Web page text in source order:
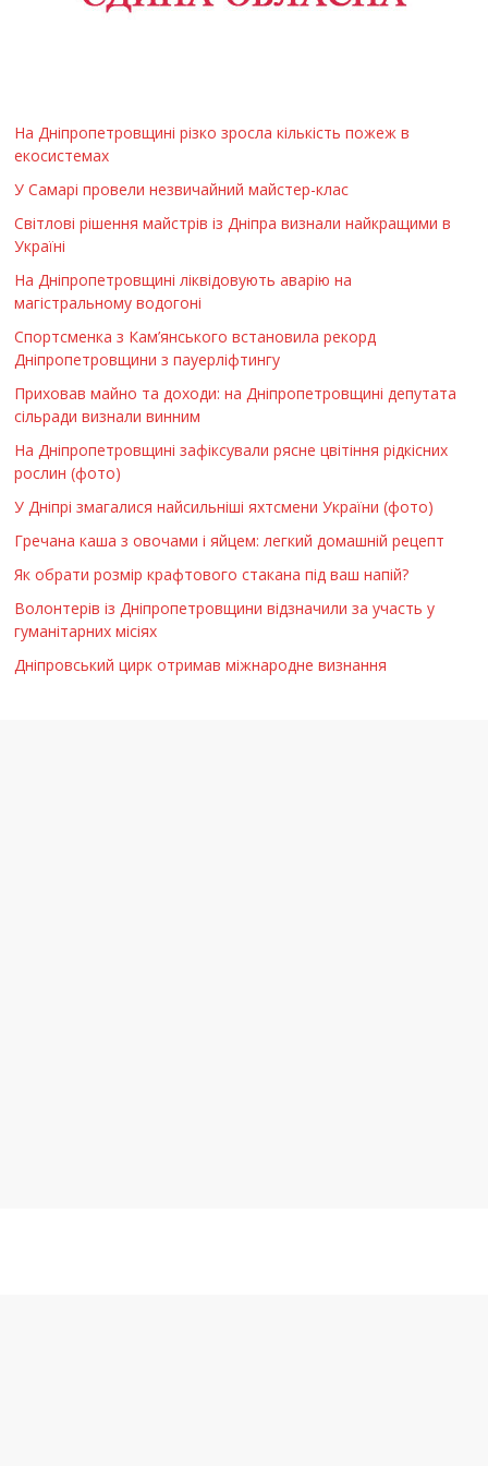
На Дніпропетровщині різко зросла кількість пожеж в
екосистемах
У Самарі провели незвичайний майстер-клас
Світлові рішення майстрів із Дніпра визнали найкращими в
Україні
На Дніпропетровщині ліквідовують аварію на
магістральному водогоні
Спортсменка з Кам’янського встановила рекорд
Дніпропетровщини з пауерліфтингу
Приховав майно та доходи: на Дніпропетровщині депутата
сільради визнали винним
На Дніпропетровщині зафіксували рясне цвітіння рідкісних
рослин (фото)
У Дніпрі змагалися найсильніші яхтсмени України (фото)
Гречана каша з овочами і яйцем: легкий домашній рецепт
Як обрати розмір крафтового стакана під ваш напій?
Волонтерів із Дніпропетровщини відзначили за участь у
гуманітарних місіях
Дніпровський цирк отримав міжнародне визнання